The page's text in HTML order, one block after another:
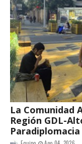
La Comunidad
Región GDL-
Paradiplomacia